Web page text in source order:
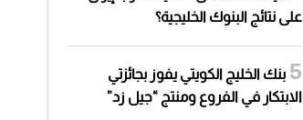
على نتائج البنوك الخليجية؟
بنك الخليج الكويتي يفوز بجائزتي
الابتكار في الفروع ومنتج “جيل زد”